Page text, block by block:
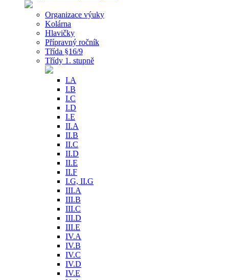
Organizace výuky
Kolárna
Hlavičky
Přípravný ročník
Třída §16/9
Třídy 1. stupně
I.A
I.B
I.C
I.D
I.E
II.A
II.B
II.C
II.D
II.E
II.F
I.G, II.G
III.A
III.B
III.C
III.D
III.E
IV.A
IV.B
IV.C
IV.D
IV.E